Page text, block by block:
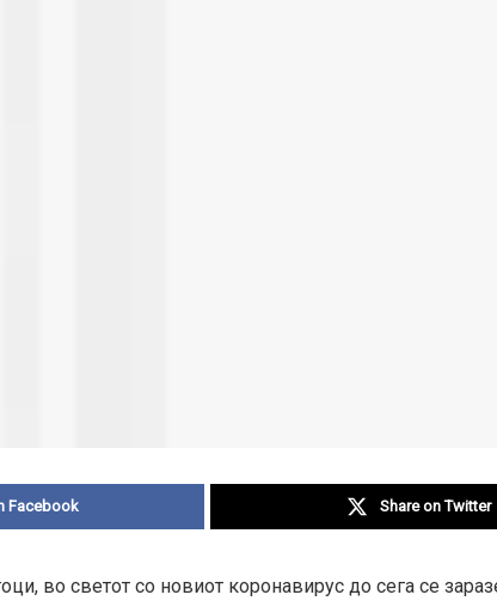
Facebook Share on Twitter
во светот со новиот коронавирус до сега се